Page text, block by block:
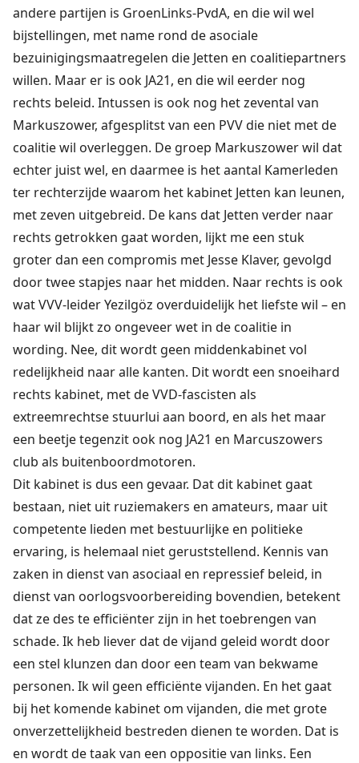
andere partijen is GroenLinks-PvdA, en die wil wel
bijstellingen, met name rond de asociale
bezuinigingsmaatregelen die Jetten en coalitiepartners
willen. Maar er is ook JA21, en die wil eerder nog
rechts beleid. Intussen is ook nog het zevental van
Markuszower, afgesplitst van een PVV die niet met de
coalitie wil overleggen. De groep Markuszower wil dat
echter juist wel, en daarmee is het aantal Kamerleden
ter rechterzijde waarom het kabinet Jetten kan leunen,
met zeven uitgebreid. De kans dat Jetten verder naar
rechts getrokken gaat worden, lijkt me een stuk
groter dan een compromis met Jesse Klaver, gevolgd
door twee stapjes naar het midden. Naar rechts is ook
wat VVV-leider Yezilgöz overduidelijk het liefste wil – en
haar wil blijkt zo ongeveer wet in de coalitie in
wording. Nee, dit wordt geen middenkabinet vol
redelijkheid naar alle kanten. Dit wordt een snoeihard
rechts kabinet, met de VVD-fascisten als
extreemrechtse stuurlui aan boord, en als het maar
een beetje tegenzit ook nog JA21 en Marcuszowers
club als buitenboordmotoren.
Dit kabinet is dus een gevaar. Dat dit kabinet gaat
bestaan, niet uit ruziemakers en amateurs, maar uit
competente lieden met bestuurlijke en politieke
ervaring, is helemaal niet geruststellend. Kennis van
zaken in dienst van asociaal en repressief beleid, in
dienst van oorlogsvoorbereiding bovendien, betekent
dat ze des te efficiënter zijn in het toebrengen van
schade. Ik heb liever dat de vijand geleid wordt door
een stel klunzen dan door een team van bekwame
personen. Ik wil geen efficiënte vijanden. En het gaat
bij het komende kabinet om vijanden, die met grote
onverzettelijkheid bestreden dienen te worden. Dat is
en wordt de taak van een oppositie van links. Een